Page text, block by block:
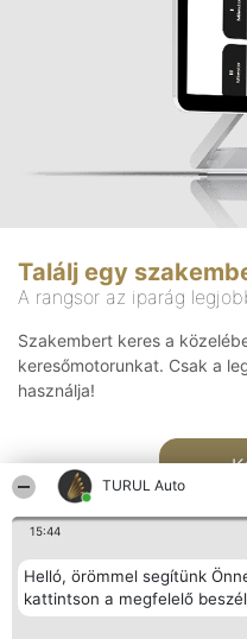
TURUL Auto
15:44
Helló, örömmel segítünk
kattintson a megfelelő
Találj egy
A rangsor az iparág
Szakembert keres a
keresőmotorunkat. Csak a
használja!